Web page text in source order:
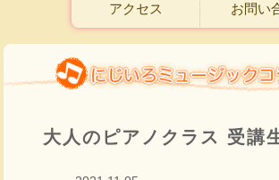
アクセス お問い
大人のピアノクラス 受講